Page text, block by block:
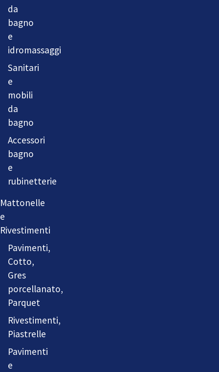
da
bagno
e
idromassaggi
Sanitari
e
mobili
da
bagno
Accessori
bagno
e
rubinetterie
Mattonelle
e
Rivestimenti
Pavimenti,
Cotto,
Gres
porcellanato,
Parquet
Rivestimenti,
Piastrelle
Pavimenti
e